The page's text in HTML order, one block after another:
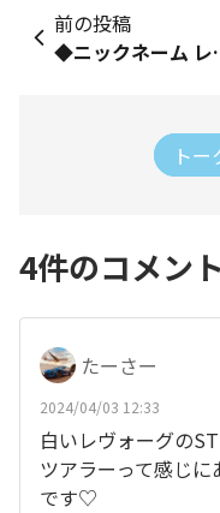
前の投稿
◆ニックネーム レボくん ◆お乗りの車種（乗りたい車種でもOK） レヴォーグGT-EX ◆ご自由に自己
ト
4件のコメント
たーさー
2024/04/03 12:33
白いレヴォーグの
ツアラーって感じ
です♡